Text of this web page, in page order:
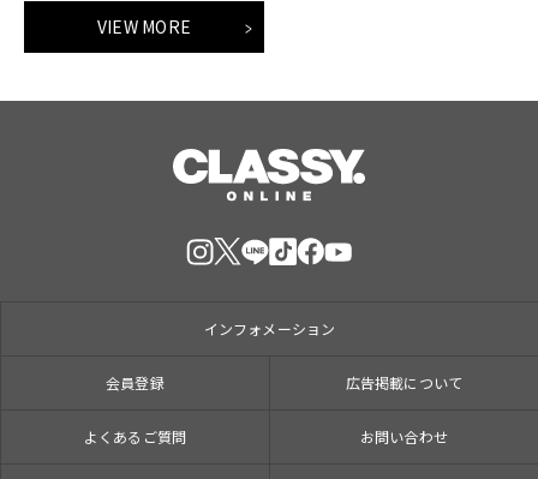
VIEW MORE
インフォメーション
会員登録 広告掲載について
よくあるご質問 お問い合わせ